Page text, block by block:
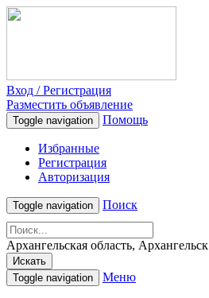
Вход / Регистрация
Разместить объявление
Toggle navigation Помощь
Избранные
Регистрация
Авторизация
Toggle navigation Поиск
Архангельская область, Архангельск
Искать
Toggle navigation
Меню